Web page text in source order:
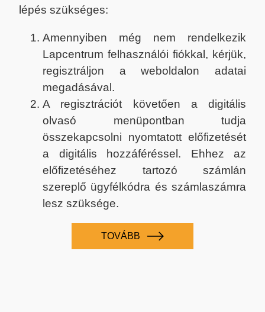
lépés szükséges:
Amennyiben még nem rendelkezik
Lapcentrum felhasználói fiókkal, kérjük,
regisztráljon a weboldalon adatai
megadásával.
A regisztrációt követően a digitális
olvasó menüpontban tudja
összekapcsolni nyomtatott előfizetését
a digitális hozzáféréssel. Ehhez az
előfizetéséhez tartozó számlán
szereplő ügyfélkódra és számlaszámra
lesz szüksége.
TOVÁBB